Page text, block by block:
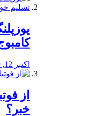
اکتبر 12, 2019
از
خبر؟